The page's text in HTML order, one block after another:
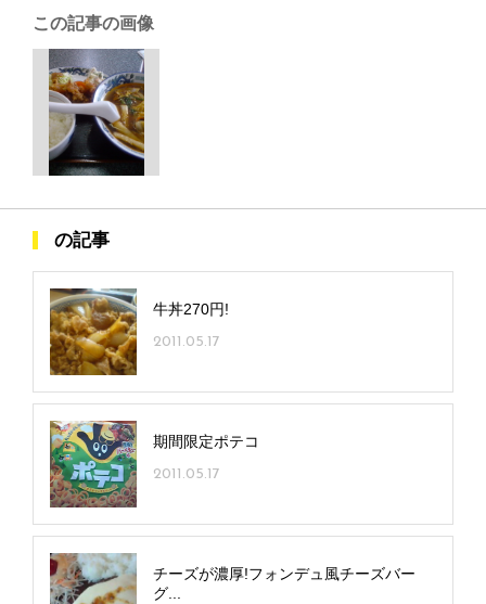
この記事の画像
の記事
牛丼270円!
2011.05.17
期間限定ポテコ
2011.05.17
チーズが濃厚!フォンデュ風チーズバー
グ...